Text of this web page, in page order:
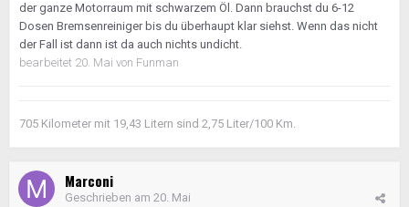
der ganze Motorraum mit schwarzem Öl. Dann brauchst du 6-12
Dosen Bremsenreiniger bis du überhaupt klar siehst. Wenn das nicht
der Fall ist dann ist da auch nichts undicht.
bearbeitet 20. Mai von Funman
705 Kilometer mit 19,43 Litern sind 2,75 Liter/100 Km.
Marconi
Geschrieben am 20. Mai